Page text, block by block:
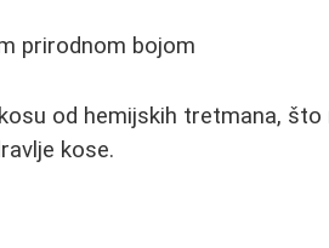
prirodnom bojom
od hemijskih tretmana,
kose.